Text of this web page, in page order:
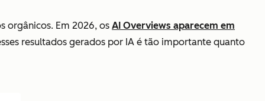
orgânicos. Em 2026, os AI Overviews aparecem em
resultados gerados por IA é tão importante quanto